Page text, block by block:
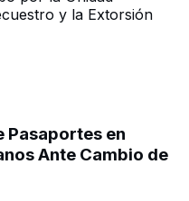
y la Extorsión
Pasaportes en
Ante Cambio de